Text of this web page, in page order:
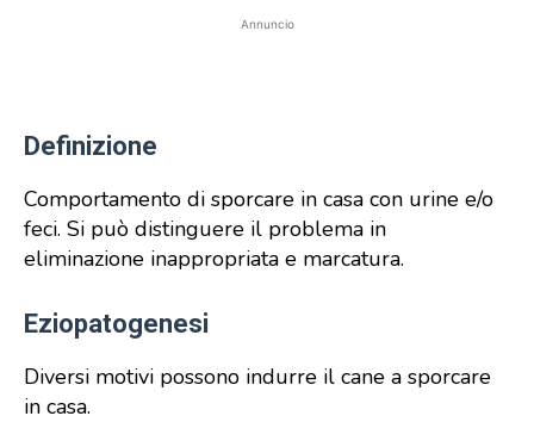
Annuncio
Definizione
Comportamento di sporcare in casa con urine e/o
feci. Si può distinguere il problema in
eliminazione inappropriata e marcatura.
Eziopatogenesi
Diversi motivi possono indurre il cane a sporcare
in casa.